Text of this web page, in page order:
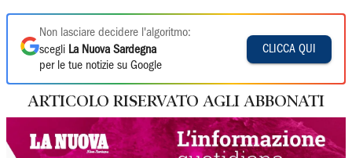
Non lasciare decidere l'algoritmo:
scegli La Nuova Sardegna
per le tue notizie su Google
CLICCA QUI
ARTICOLO RISERVATO AGLI ABBONATI